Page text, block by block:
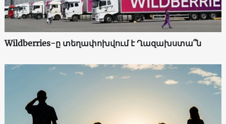
Wildberries-ը տեղափոխվում է Ղազախստա՞ն